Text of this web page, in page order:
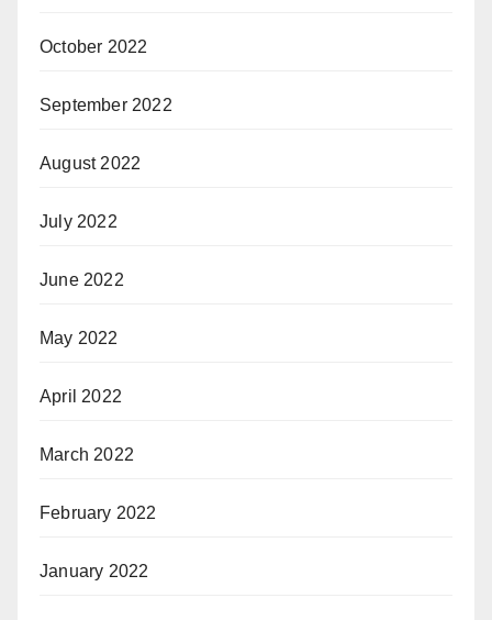
October 2022
September 2022
August 2022
July 2022
June 2022
May 2022
April 2022
March 2022
February 2022
January 2022